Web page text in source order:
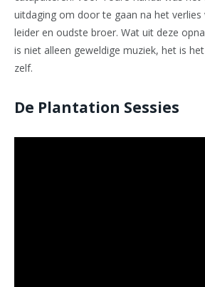
uitdaging om door te gaan na het verlies
leider en oudste broer. Wat uit deze
is niet alleen geweldige muziek, het is
zelf.
De Plantation Sessies